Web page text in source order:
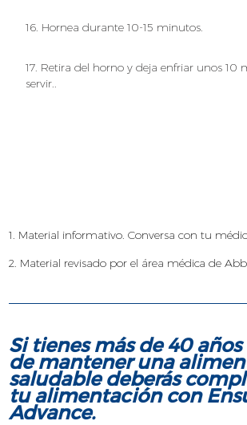
16. Hornea durante 10-15 minutos.
17. Retira del horno y deja enfriar unos 10
servir..
1. Material informativo. Conversa con tu
2. Material revisado por el área médica de
Si tienes más de 40
de mantener una
saludable deberás
tu alimentación con
Advance.